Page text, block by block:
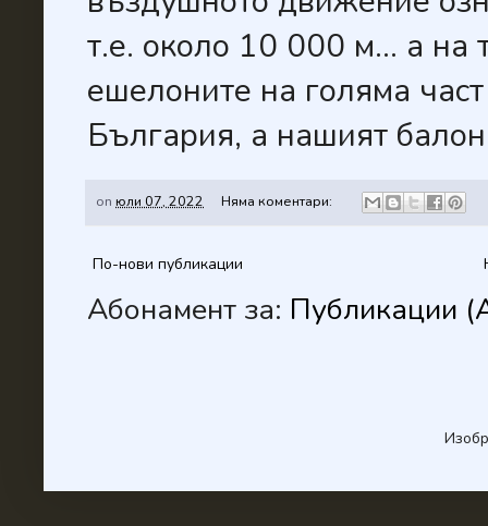
т.е. около 10 000 м... а на
ешелоните на голяма
България, а нашият
on юли 07, 2022 Няма коментари:
По-нови публикации
Абонамент за: Публикации